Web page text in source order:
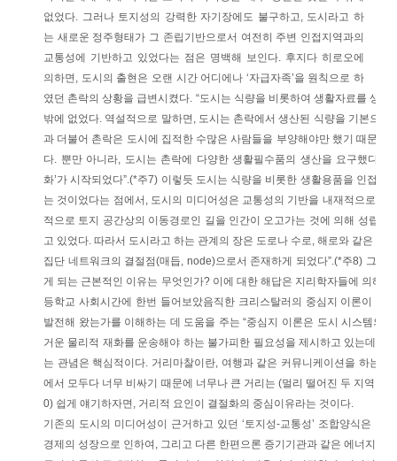
없었다. 그러나 토지성의 강력한 자기장에도 불구하고, 도시라고 하
는 새로운 정주형태가 그 존립기반으로서 여전히 주변 인접지역과의
교통성에 기반하고 있었다는 점은 명백해 보인다. 후지다 히로오에
의하면, 도시의 출현은 오랜 시간 어디에나 ‘자급자족’을 원칙으로 하
였던 촌락의 상황을 급변시켰다. “도시는 식량을 비롯하여 생활자료를 생
밖에 없었다. 역설적으로 말하면, 도시는 촌락에서 생산된 식량을 기본으
과 더불어 촌락은 도시에 집적한 수많은 사람들을 부양해야만 했기 때문에
다. 뿐만 아니라, 도시는 촌락에 다양한 생활필수품의 생산을 요구했다.
화’가 시작되었다”.(*주7) 이렇듯 도시는 식량을 비롯한 생활용품을 인접지
는 것이었다는 점에서, 도시의 미디어성은 교통성의 기반을 내재적으로 가
적으로 토지 공간상의 이동경로인 길을 인간이 오고가는 것에 의해 성립되
고 있었다. 따라서 도시라고 하는 관계의 장은 도로나 수로, 해로와 같은 이
집단 네트워크의 결절점(매듭, node)으로서 존재하게 되었다”.(*주8) 그렇
게 되는 근본적인 이유는 무엇인가? 이에 대한 해답은 지리학자들에 의해
등학교 사회시간에 한번 들어보았음직한 크리스탈러의 중심지 이론이 이
발전해 왔는가를 이해하는 데 도움을 주는 “중심지 이론은 도시 시스템의
거운 물리적 재화를 운송해야 하는 불가피한 필요성을 제시하고 있는데, 여
는 관념은 핵심적이다. 거리마찰이란, 여행과 같은 커뮤니케이션을 하는
에서 모두다 너무 비싸기 때문에 너무나 큰 거리는 (멀리 떨어진 두 지역 간
0) 쉽게 얘기하자면, 거리적 요인이 결절화의 중심이유라는 것이다.
기존의 도시의 미디어성이 근거하고 있던 ‘토지성-교통성’ 조합양식은 한
경제의 성장으로 인하여, 그리고 다른 한편으론 증기기관과 같은 에너지원